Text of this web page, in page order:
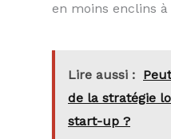
en moins enclins à
Lire aussi :
de la stratégie
start-up ?